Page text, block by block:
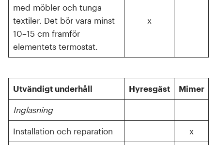
med möbler och tunga
textiler. Det bör vara minst
10–15 cm framför
elementets termostat.
x
Utvändigt underhåll Hyresgäst Mimer
Inglasning
Installation och reparation x